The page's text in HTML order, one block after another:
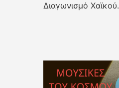
Διαγωνισμό Χαϊκού.